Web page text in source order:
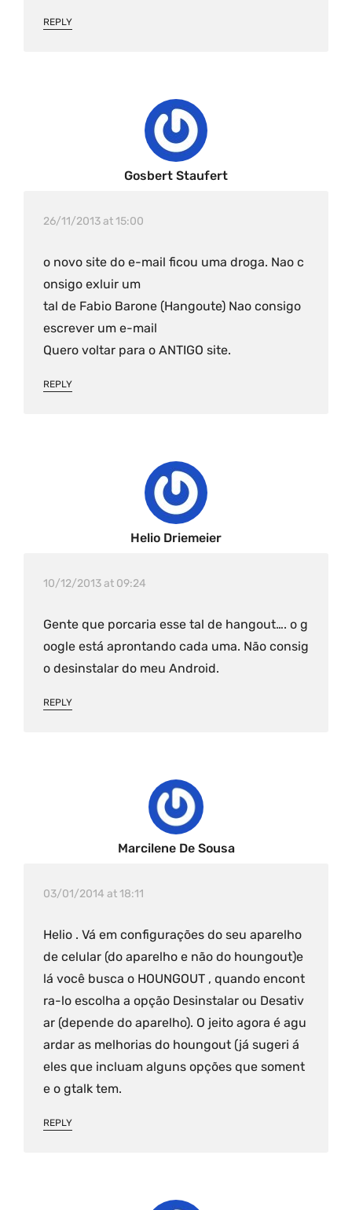
REPLY
Gosbert Staufert
26/11/2013 at 15:00
o novo site do e-mail ficou uma droga. Nao c
onsigo exluir um
tal de Fabio Barone (Hangoute) Nao consigo
escrever um e-mail
Quero voltar para o ANTIGO site.
REPLY
Helio Driemeier
10/12/2013 at 09:24
Gente que porcaria esse tal de hangout…. o g
oogle está aprontando cada uma. Não consig
o desinstalar do meu Android.
REPLY
Marcilene De Sousa
03/01/2014 at 18:11
Helio . Vá em configurações do seu aparelho
de celular (do aparelho e não do houngout)e
lá você busca o HOUNGOUT , quando encont
ra-lo escolha a opção Desinstalar ou Desativ
ar (depende do aparelho). O jeito agora é agu
ardar as melhorias do houngout (já sugeri á
eles que incluam alguns opções que soment
e o gtalk tem.
REPLY